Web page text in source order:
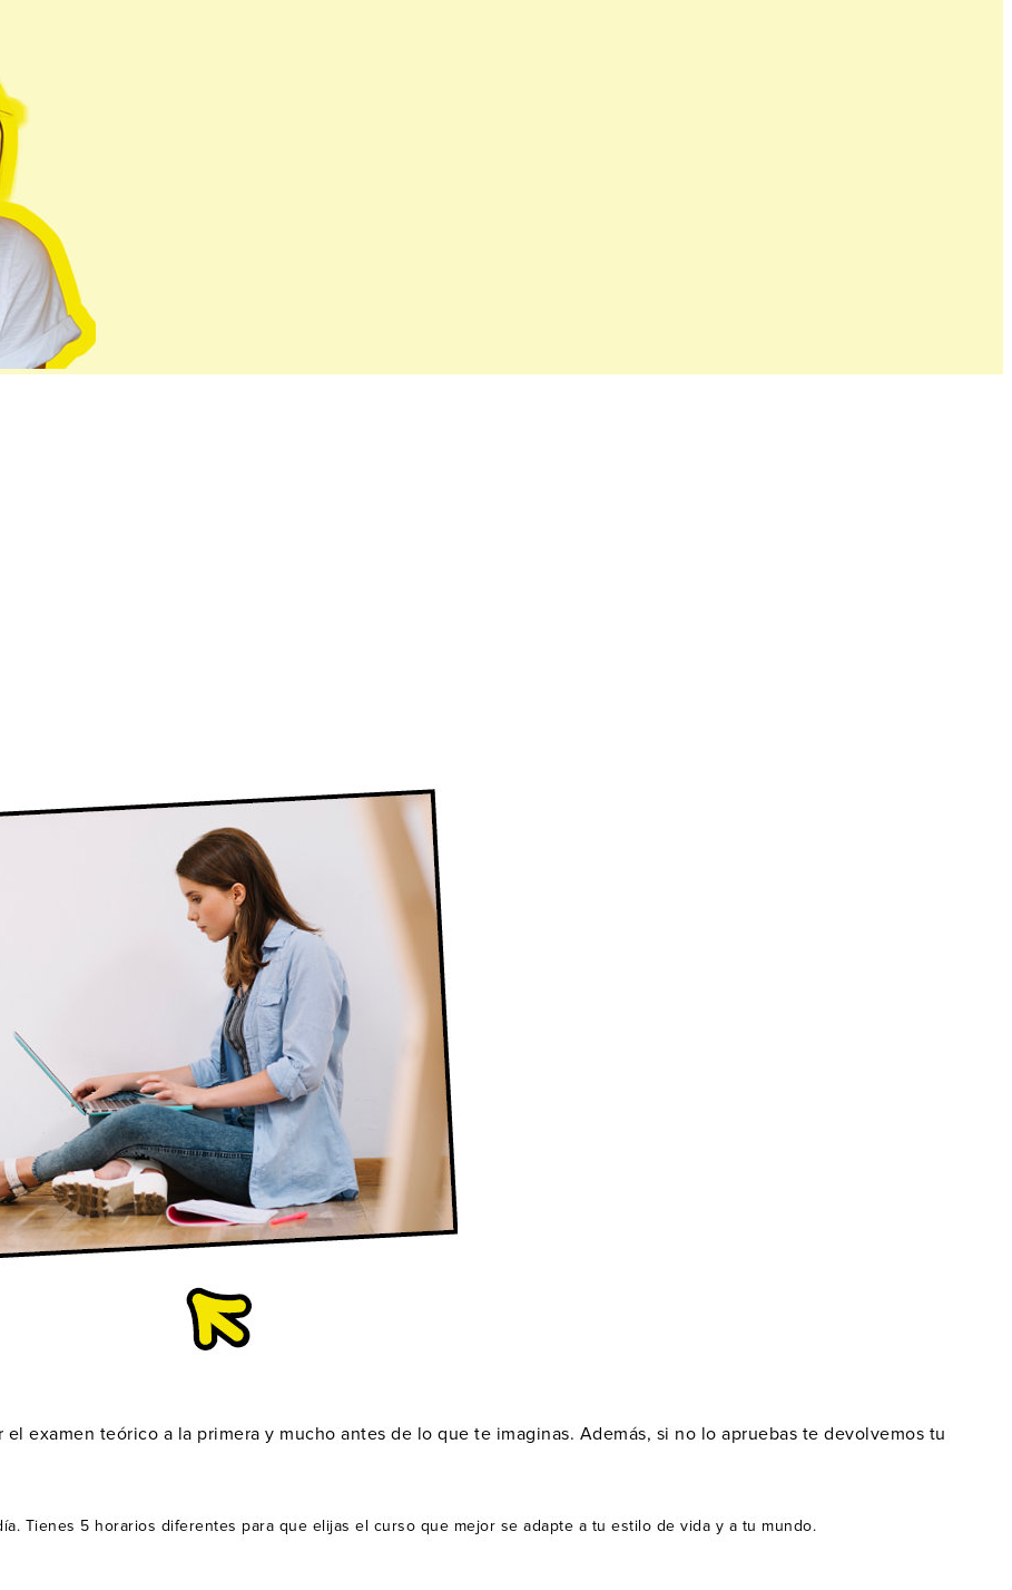
examen teórico a la primera y mucho antes de lo que te imaginas. Además, si no lo apruebas te devolvemos tu
Tienes 5 horarios diferentes para que elijas el curso que mejor se adapte a tu estilo de vida y a tu mundo.